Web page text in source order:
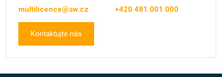
multilicence@sw.cz
+420 481 001 000
Kontaktujte nás